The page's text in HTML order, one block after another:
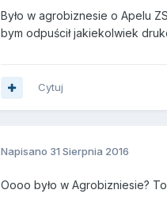
Było w agrobiznesie o Apelu
bym odpuścił jakiekolwiek
Cytuj
Napisano 31 Sierpnia 2016
Oooo było w Agrobizniesie?